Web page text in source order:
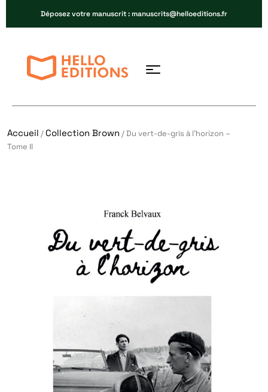
Déposez votre manuscrit : manuscrits@helloeditions.fr
Accueil /Collection Brown / Du vert-de-gris à l’horizon –
Tome II